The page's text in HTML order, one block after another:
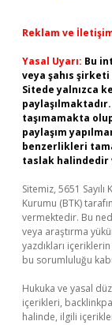
Reklam ve
Yasal Uyarı: Bu
veya şahıs
Sitede yalnızca
taşımamakta
paylaşım
benzerlikleri
taslak halindedir
Sitemiz, 5651
Kurumu (BTK)
vermektedir. Bu
veya araştırma
yazdıkları
bu sorumluluğu
Hukuka ve yasal
içerikleri,
halinde, ilgili